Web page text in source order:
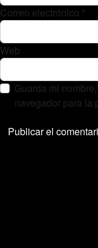
Correo electrónico *
Web
Guarda mi
navegador para la